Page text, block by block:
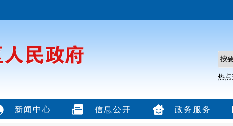
热点
新闻中心 信息公开 政务服务